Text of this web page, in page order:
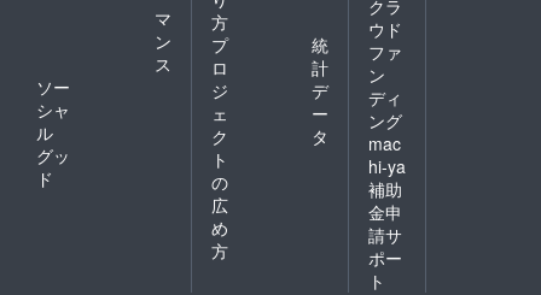
マ
ン
ス
ソー
シャ
ル
グッ
ド
方
プ
ロ
ジ
ェ
ク
ト
の
広
め
方
統
計
デ
ー
タ
クラ
ウド
ファ
ン
ディ
ング
mac
hi-ya
補助
金申
請サ
ポー
ト